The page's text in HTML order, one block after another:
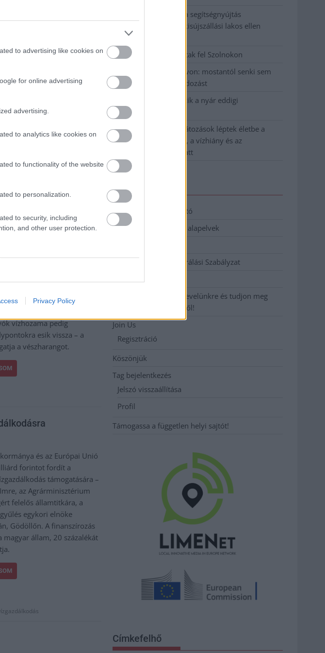
to advertising like cookies on
for online advertising
advertising.
to analytics like cookies on
to functionality of the website
to personalization.
to security, including
and other user protection.
Privacy Policy
A térség az idei évben a
mindössze
egyre égetőbb
program , vízgazdálkodás ,
meghaladta a 2022-
víz utánpótlása hiányos, a
vízhozama pedig
esik vissza – a
a vészharangot.
és az Európai Unió
forintot fordít a
támogatására –
az Agrárminisztérium
felelős államtitkára, a
egykori elnöke
Gödöllőn. A finanszírozás
magyar állam, 20 százalékát
Tragédiába torkollott a segítségnyújtás
elmulasztása, három kisújszállási lakos ellen
emeltek vádat
Hatalmas lángok csaptak fel Szolnokon
Vízitraffipax a Tisza-tavon: mostantól senki sem
úszhatja meg a száguldozást
Szolnokra is megérkezik a nyár eddigi
legkeményebb napja
Már Szolnokon is korlátozások léptek életbe a
tartós hatalmas hőség, a vízhiány és az
áramtakarékosság miatt
Adatkezelési tájékoztató
Etikai és függetlenségi alapelvek
Hozzászólási és Moderálási Szabályzat
Iratkozzon fel heti hírlevelünkre és tudjon meg
még többet megyénkről!
Join Us
Regisztráció
Köszönjük
Tag bejelentkezés
Jelszó visszaállítása
Profil
Támogassa a független helyi sajtót!
Címkefelhő